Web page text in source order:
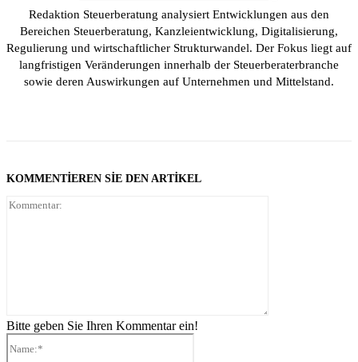
Redaktion Steuerberatung analysiert Entwicklungen aus den
Bereichen Steuerberatung, Kanzleientwicklung, Digitalisierung,
Regulierung und wirtschaftlicher Strukturwandel. Der Fokus liegt auf
langfristigen Veränderungen innerhalb der Steuerberaterbranche
sowie deren Auswirkungen auf Unternehmen und Mittelstand.
KOMMENTIEREN SIE DEN ARTIKEL
Bitte geben Sie Ihren Kommentar ein!